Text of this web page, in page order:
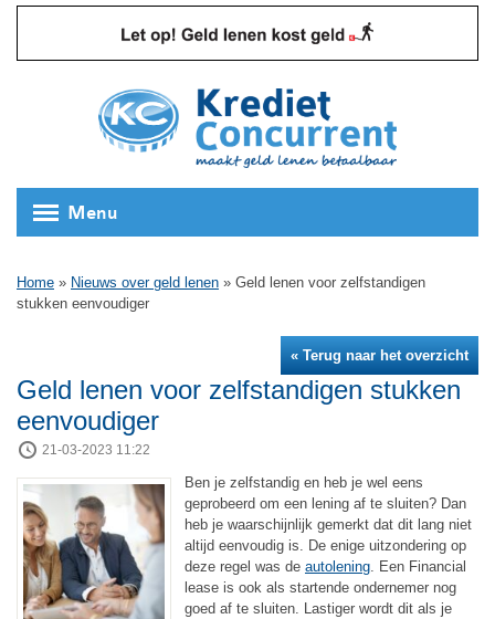
Menu
Home » Nieuws over geld lenen » Geld lenen voor zelfstandigen
stukken eenvoudiger
« Terug naar het overzicht
Geld lenen voor zelfstandigen stukken
eenvoudiger
21-03-2023 11:22
Ben je zelfstandig en heb je wel eens
geprobeerd om een lening af te sluiten? Dan
heb je waarschijnlijk gemerkt dat dit lang niet
altijd eenvoudig is. De enige uitzondering op
deze regel was de autolening . Een Financial
lease is ook als startende ondernemer nog
goed af te sluiten. Lastiger wordt dit als je